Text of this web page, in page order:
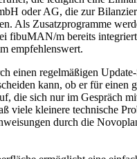
oder AG, die zur
Zusatzprogramme
m bereits
empfehlenswert.
regelmäßigen
kann, ob er für einen
die sich nur im Gespräch
kleinere technische
durch die